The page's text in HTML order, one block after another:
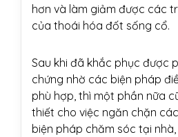
hơn và làm giảm được các
của thoái hóa đốt sống cổ.
Sau khi đã khắc phục được
chứng nhờ các biện pháp
phù hợp, thì một phần nữa
thiết cho việc ngăn chặn
biện pháp chăm sóc tại